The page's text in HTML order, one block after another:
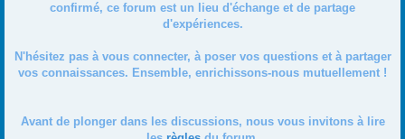
confirmé, ce forum est un lieu d'échange et de partage
d'expériences.
N'hésitez pas à vous connecter, à poser vos questions et à partager
vos connaissances. Ensemble, enrichissons-nous mutuellement !
Avant de plonger dans les discussions, nous vous invitons à lire